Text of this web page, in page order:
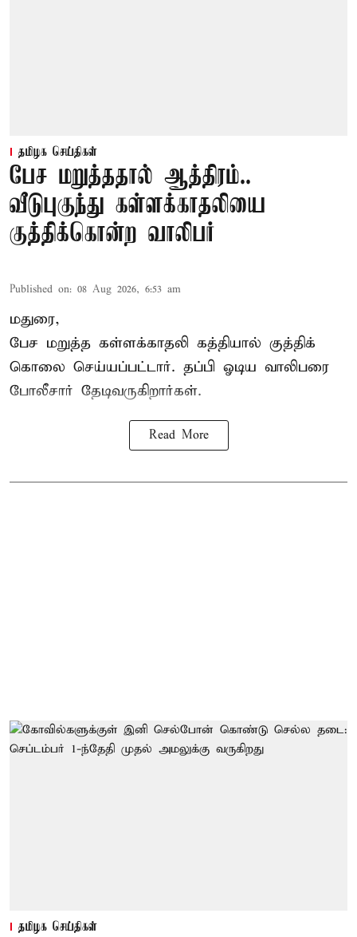
தமிழக செய்திகள்
பேச மறுத்ததால் ஆத்திரம்..
வீடுபுகுந்து கள்ளக்காதலியை
குத்திக்கொன்ற வாலிபர்
Published on: 08 Aug 2026, 6:53 am
மதுரை,
பேச மறுத்த கள்ளக்காதலி கத்தியால் குத்திக்
கொலை செய்யப்பட்டார். தப்பி ஓடிய வாலிபரை
போலீசார் தேடிவருகிறார்கள்.
Read More
தமிழக செய்திகள்